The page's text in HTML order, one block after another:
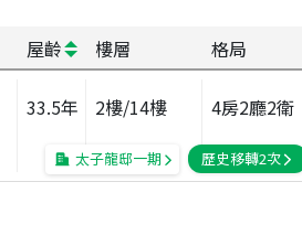
屋齡 樓層 格局
33.5年 2樓/14樓 4房2廳2衛
太子龍邸一期 歷史移轉2次